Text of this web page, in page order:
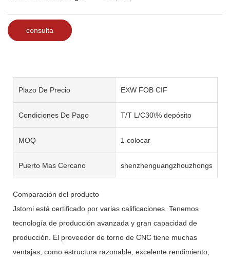
consulta
Plazo De Precio EXW FOB CIF
Condiciones De Pago T/T L/C30\% depósito
MOQ 1 colocar
Puerto Mas Cercano shenzhenguangzhouzhongshan
Comparación del producto
Jstomi está certificado por varias calificaciones. Tenemos
tecnología de producción avanzada y gran capacidad de
producción. El proveedor de torno de CNC tiene muchas
ventajas, como estructura razonable, excelente rendimiento,